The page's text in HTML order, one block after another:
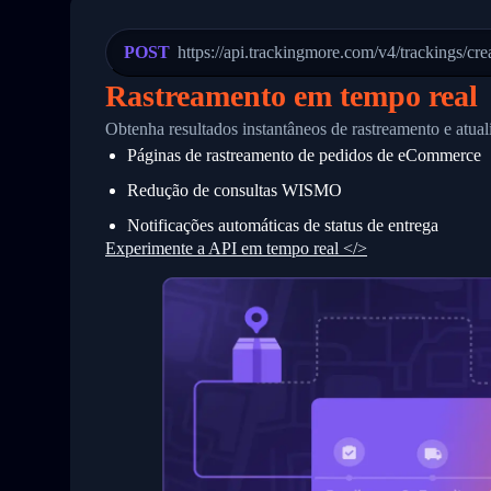
24
25
26
27
28
29
31
32
34
"Details": "Departed
          },
          {
"Date": "2017-03-06
"StatusDescription":
"Details": "BEIJING-
          }
      }
    ]
}
POST https://api.trackingmore.com/v4/trackings/
Rastreamento em tempo real
Obtenha resultados instantâneos de rastreamento e
Páginas de rastreamento de pedidos de eCommerce
Redução de consultas WISMO
Notificações automáticas de status de entrega
Experimente a API em tempo real </>